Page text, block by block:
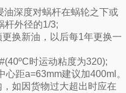
深度对蜗杆在蜗轮之下或
杆外径的1/3;
换新油，以后每1年更换一
时运动粘度为320);
距a=63mm建议加400ml。
如因货物过大超出时应在